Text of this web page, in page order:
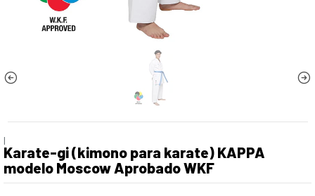
|
Karate-gi (kimono para karate) KAPPA
modelo Moscow Aprobado WKF